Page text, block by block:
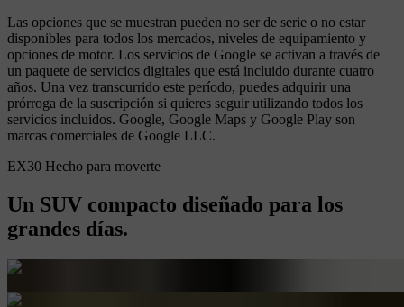
Las opciones que se muestran pueden no ser de serie o no estar
disponibles para todos los mercados, niveles de equipamiento y
opciones de motor. Los servicios de Google se activan a través de
un paquete de servicios digitales que está incluido durante cuatro
años. Una vez transcurrido este período, puedes adquirir una
prórroga de la suscripción si quieres seguir utilizando todos los
servicios incluidos. Google, Google Maps y Google Play son
marcas comerciales de Google LLC.
EX30 Hecho para moverte
Un SUV compacto diseñado para los
grandes días.